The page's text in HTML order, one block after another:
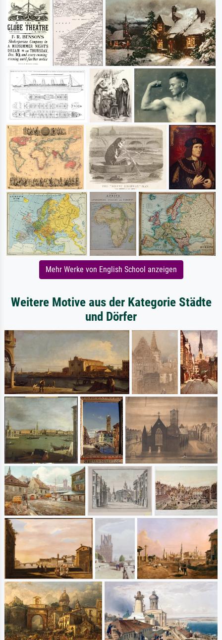
Mehr Werke von English School anzeigen
Weitere Motive aus der Kategorie Städte
und Dörfer